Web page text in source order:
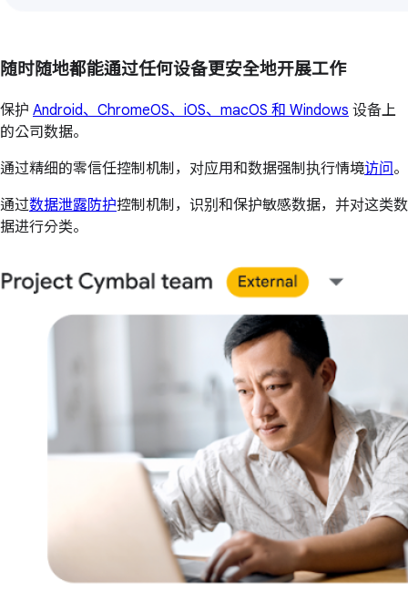
随时随地都能通过任何设备更安全地开展工作
保护 Android、ChromeOS、iOS、macOS 和 Windows 设备上
的公司数据。
通过精细的零信任控制机制，对应用和数据强制执行情境访问。
通过数据泄露防护控制机制，识别和保护敏感数据，并对这类数
据进行分类。